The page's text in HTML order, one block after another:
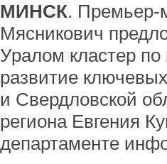
МИНСК. Премьер-
Мясникович
Уралом кластер
развитие
и Свердловской
региона Евгения
департаменте